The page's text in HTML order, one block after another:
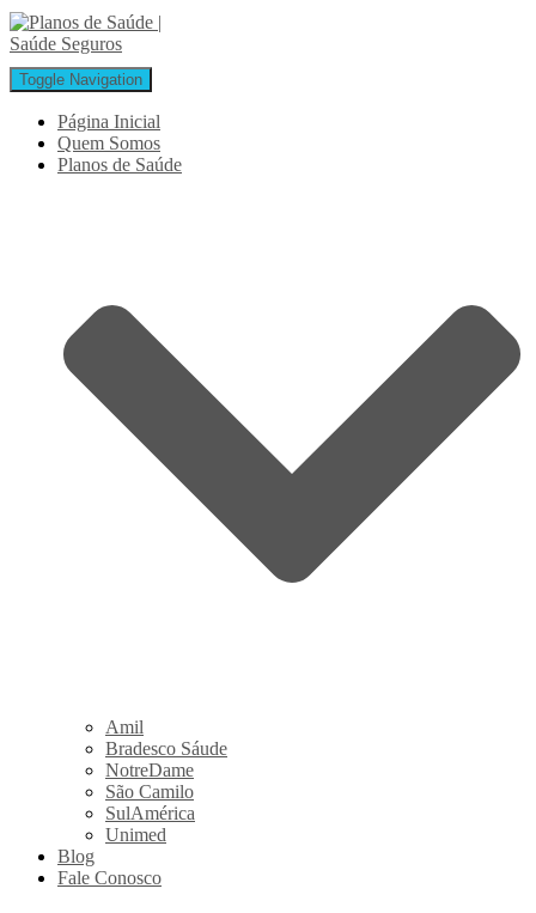
Toggle Navigation
Página Inicial
Quem Somos
Planos de Saúde
Amil
Bradesco Sáude
NotreDame
São Camilo
SulAmérica
Unimed
Blog
Fale Conosco